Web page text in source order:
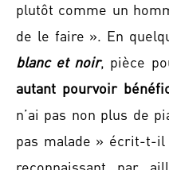
plutôt comme un
de le faire ». En
blanc et noir, pièce
autant pourvoir
n’ai pas non plus de
pas malade » écrit-t-